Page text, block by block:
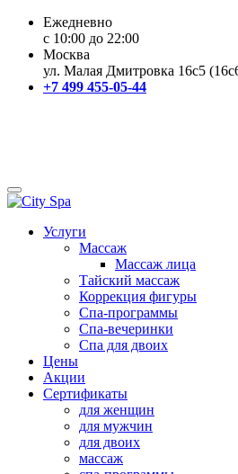
Ежедневно
с 10:00 до 22:00
Москва
ул. Малая Дмитровка 16с5
+7 499 455-05-44
Услуги
Массаж
Массаж лица
Тайский массаж
Коррекция фигуры
Спа-программы
Спа-вечеринки
Спа для двоих
Цены
Акции
Сертификаты
для женщин
для мужчин
для двоих
массаж